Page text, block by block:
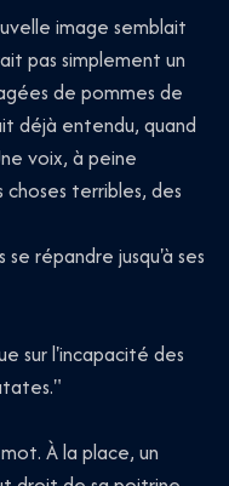
image semblait
pas simplement un
de pommes de
déjà entendu, quand
voix, à peine
terribles, des
répandre jusqu'à ses
sur l'incapacité des
À la place, un